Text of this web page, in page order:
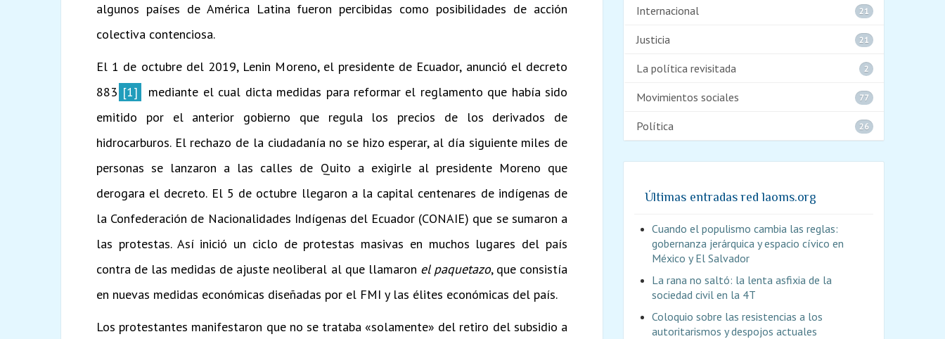
algunos países de América Latina fueron percibidas como posibilidades de acción
colectiva contenciosa.
El 1 de octubre del 2019, Lenin Moreno, el presidente de Ecuador, anunció el decreto
883 [1]
mediante el cual dicta medidas para reformar el reglamento que había sido
emitido por el anterior gobierno que regula los precios de los derivados de
hidrocarburos. El rechazo de la ciudadanía no se hizo esperar, al día siguiente miles de
personas se lanzaron a las calles de Quito a exigirle al presidente Moreno que
derogara el decreto. El 5 de octubre llegaron a la capital centenares de indígenas de
la Confederación de Nacionalidades Indígenas del Ecuador (CONAIE) que se sumaron a
las protestas. Así inició un ciclo de protestas masivas en muchos lugares del país
contra de las medidas de ajuste neoliberal al que llamaron el paquetazo, que consistía
en nuevas medidas económicas diseñadas por el FMI y las élites económicas del país.
Los protestantes manifestaron que no se trataba «solamente» del retiro del subsidio a
Internacional 21
Justicia 21
La política revisitada 2
Movimientos sociales 77
Política 26
Últimas entradas red laoms.org
Cuando el populismo cambia las reglas:
gobernanza jerárquica y espacio cívico en
México y El Salvador
La rana no saltó: la lenta asfixia de la
sociedad civil en la 4T
Coloquio sobre las resistencias a los
autoritarismos y despojos actuales